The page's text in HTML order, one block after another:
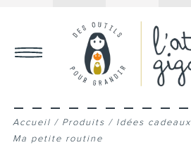
Accueil / Produits / Idées cadeaux
Ma petite routine